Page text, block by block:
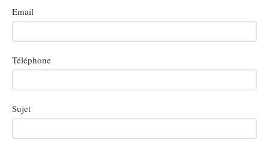
Email
Téléphone
Sujet